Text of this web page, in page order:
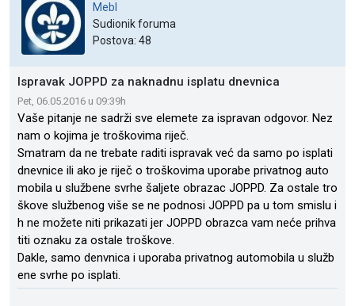
Mebl
Sudionik foruma
Postova: 48
Ispravak JOPPD za naknadnu isplatu dnevnica
Pet, 06.05.2016 u 09:39h
Vaše pitanje ne sadrži sve elemete za ispravan odgovor. Nez
nam o kojima je troškovima riječ.
Smatram da ne trebate raditi ispravak već da samo po isplati
dnevnice ili ako je riječ o troškovima uporabe privatnog auto
mobila u službene svrhe šaljete obrazac JOPPD. Za ostale tro
škove službenog više se ne podnosi JOPPD pa u tom smislu i
h ne možete niti prikazati jer JOPPD obrazca vam neće prihva
titi oznaku za ostale troškove.
Dakle, samo denvnica i uporaba privatnog automobila u služb
ene svrhe po isplati.